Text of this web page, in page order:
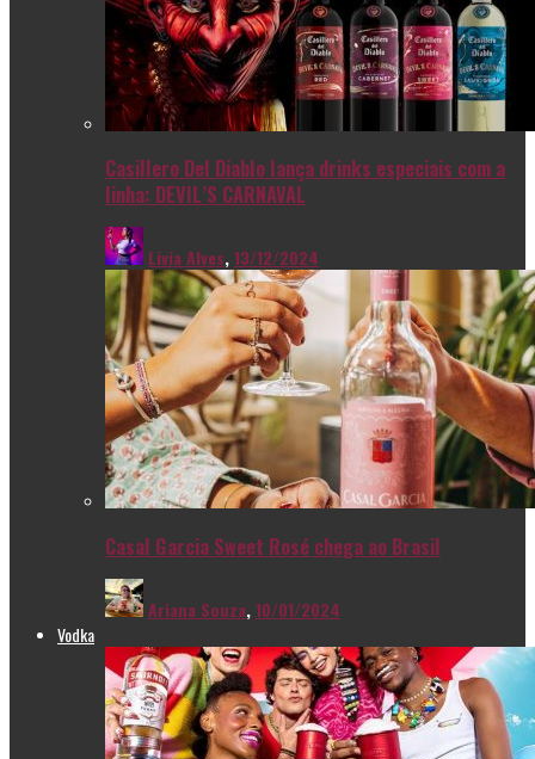
Casillero Del Diablo lança drinks especiais com a
linha: DEVIL’S CARNAVAL
Livia Alves,13/12/2024
Casal Garcia Sweet Rosé chega ao Brasil
Ariana Souza,10/01/2024
Vodka